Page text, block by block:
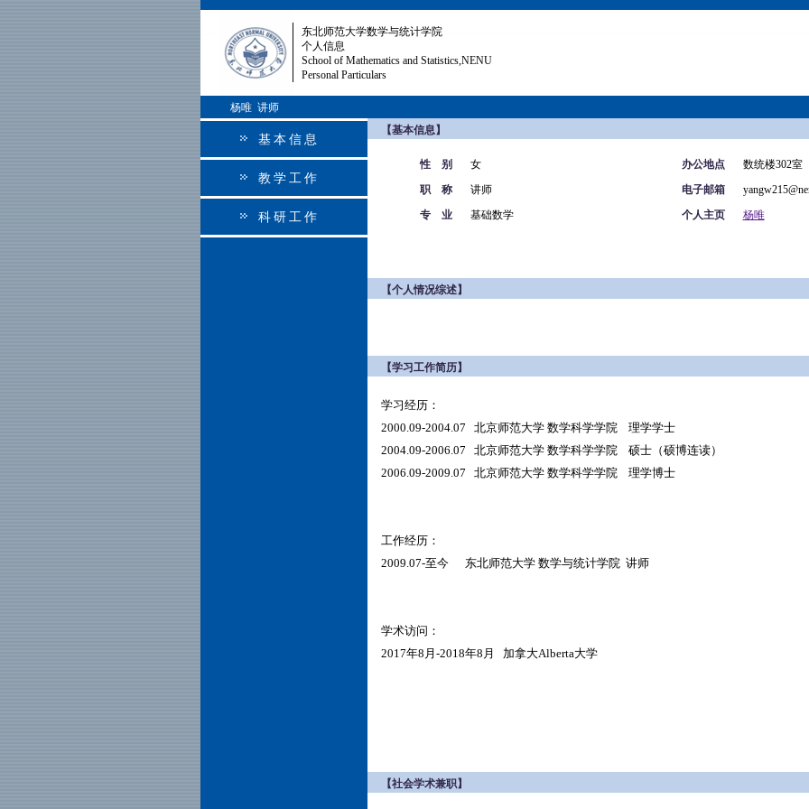
东北师范大学数学与统计学院
个人信息
School of Mathematics and Statistics,NENU
Personal Particulars
杨唯 讲师
基本信息
教学工作
科研工作
【基本信息】
性 别 女 办公地点
数统楼302室
职 称
讲师 电子邮箱
专 业
基础数学 个人主页 杨唯
【个人情况综述】
【学习工作简历】
学习经历：
2000.09-2004.07 北京师范大学 数学科学学院 理学学士
2004.09-2006.07 北京师范大学 数学科学学院 硕士（硕博连读）
2006.09-2009.07 北京师范大学 数学科学学院 理学博士
工作经历：
2009.07-至今 东北师范大学 数学与统计学院 讲师
学术访问：
2017年8月-2018年8月 加拿大Alberta大学
【社会学术兼职】